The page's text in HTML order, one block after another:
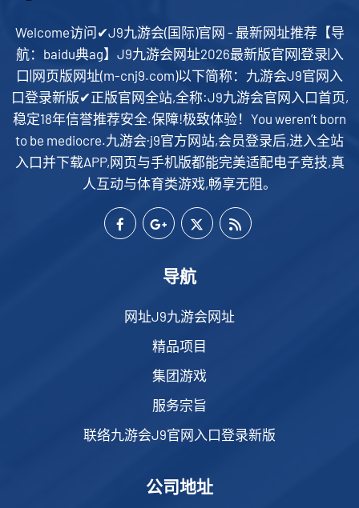
Welcome访问✔J9九游会(国际)官网 - 最新网址推荐【导
航：baidu典ag】J9九游会网址2026最新版官网|登录|入
口|网页版网址(m-cnj9.com)以下简称：九游会J9官网入
口登录新版✔正版官网全站,全称:J9九游会官网入口首页,
稳定18年信誉推荐安全.保障!极致体验！You weren’t born
to be mediocre.九游会·j9官方网站,会员登录后,进入全站
入口并下载APP,网页与手机版都能完美适配电子竞技,真
人互动与体育类游戏,畅享无阻。
导航
网址J9九游会网址
精品项目
集团游戏
服务宗旨
联络九游会J9官网入口登录新版
公司地址